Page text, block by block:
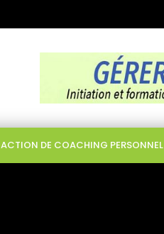
ACTION DE COACHING PERSONNEL